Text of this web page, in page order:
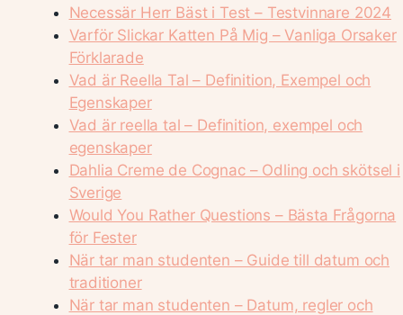
Necessär Herr Bäst i Test – Testvinnare 2024
Varför Slickar Katten På Mig – Vanliga Orsaker
Förklarade
Vad är Reella Tal – Definition, Exempel och
Egenskaper
Vad är reella tal – Definition, exempel och
egenskaper
Dahlia Creme de Cognac – Odling och skötsel i
Sverige
Would You Rather Questions – Bästa Frågorna
för Fester
När tar man studenten – Guide till datum och
traditioner
När tar man studenten – Datum, regler och